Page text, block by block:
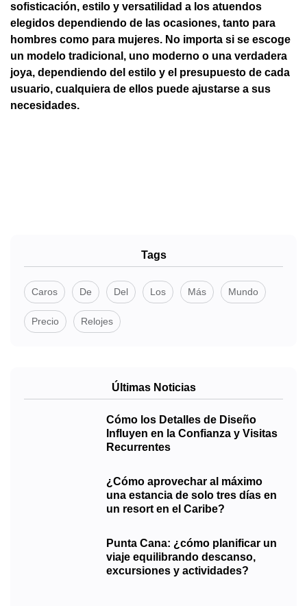
sofisticación, estilo y versatilidad a los atuendos
elegidos dependiendo de las ocasiones, tanto para
hombres como para mujeres. No importa si se escoge
un modelo tradicional, uno moderno o una verdadera
joya, dependiendo del estilo y el presupuesto de cada
usuario, cualquiera de ellos puede ajustarse a sus
necesidades.
Tags
Caros De Del Los Más Mundo
Precio Relojes
Últimas Noticias
Cómo los Detalles de Diseño
Influyen en la Confianza y Visitas
Recurrentes
¿Cómo aprovechar al máximo
una estancia de solo tres días en
un resort en el Caribe?
Punta Cana: ¿cómo planificar un
viaje equilibrando descanso,
excursiones y actividades?